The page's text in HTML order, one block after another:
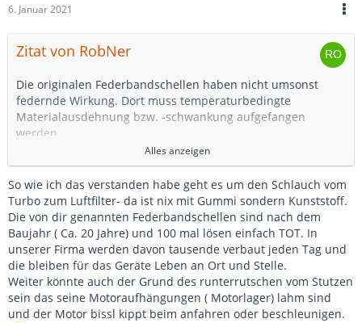
6. Januar 2021
Zitat von RobNer
Die originalen Federbandschellen haben nicht umsonst
federnde Wirkung. Dort muss temperaturbedingte
Materialausdehnung bzw. -schwankung aufgefangen
werden.
Scharfkantige Billigschellen verbieten sich aufgrund des
Gummis ohnehin.
Google mal Ultra-HD-Schellen (federnd). Die sind genau für
diesen Einsatzzweck gedacht.
Habe ich auch montiert und seit 20tkm keinen Grund zur
Klage.
Alles anzeigen
So wie ich das verstanden habe geht es um den Schlauch vom
Turbo zum Luftfilter- da ist nix mit Gummi sondern Kunststoff.
Die von dir genannten Federbandschellen sind nach dem
Baujahr ( Ca. 20 Jahre) und 100 mal lösen einfach TOT. In
unserer Firma werden davon tausende verbaut jeden Tag und
die bleiben für das Geräte Leben an Ort und Stelle.
Weiter könnte auch der Grund des runterrutschen vom Stutzen
sein das seine Motoraufhängungen ( Motorlager) lahm sind
und der Motor bissl kippt beim anfahren oder beschleunigen.